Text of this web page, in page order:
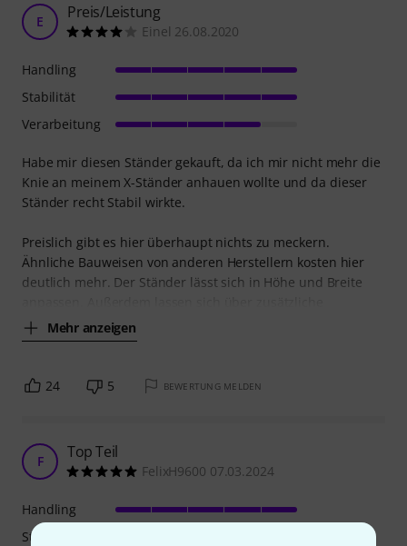
E Preis/Leistung
Einel 26.08.2020
Habe mir diesen Ständer gekauft, da ich mir nicht mehr die
Knie an meinem X-Ständer anhauen wollte und da dieser
Ständer recht Stabil wirkte.
Preislich gibt es hier überhaupt nichts zu meckern.
Ähnliche Bauweisen von anderen Herstellern kosten hier
deutlich mehr. Der Ständer lässt sich in Höhe und Breite
Mehr anzeigen
Handling
Stabilität
Verarbeitung
24 5 BEWERTUNG MELDEN
F Top Teil
FelixH9600 07.03.2024
Handling
Stabilität